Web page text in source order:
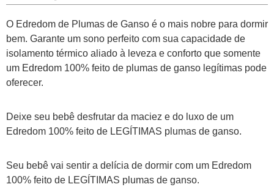
O Edredom de Plumas de Ganso é o mais nobre para dormir
bem. Garante um sono perfeito com sua capacidade de
isolamento térmico aliado à leveza e conforto que somente
um Edredom 100% feito de plumas de ganso legítimas pode
oferecer.
Deixe seu bebê desfrutar da maciez e do luxo de um
Edredom 100% feito de LEGÍTIMAS plumas de ganso.
Seu bebê vai sentir a delícia de dormir com um Edredom
100% feito de LEGÍTIMAS plumas de ganso.